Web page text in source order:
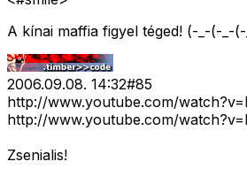
A kínai maffia figyel téged! (-_-(-_-
2006.09.08. 14:32#85
http://www.youtube.com/
http://www.youtube.com/
Zsenialis!